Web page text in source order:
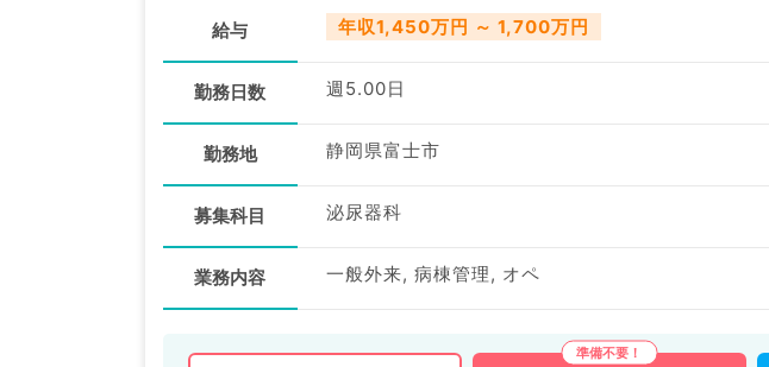
給与 年収1,450万円 ～ 1,700万円
勤務日数 週5.00日
勤務地 静岡県富士市
募集科目 泌尿器科
業務内容 一般外来, 病棟管理, オペ